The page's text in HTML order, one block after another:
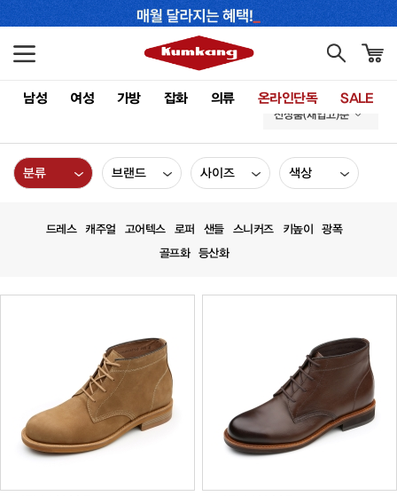
남성 여성 가방 잡화 의류 온라인단독 SALE
신상품(재입고)순
분류 브랜드 사이즈 색상
드레스 캐주얼 고어텍스 로퍼 샌들 스니커즈 키높이
광폭
골프화
등산화